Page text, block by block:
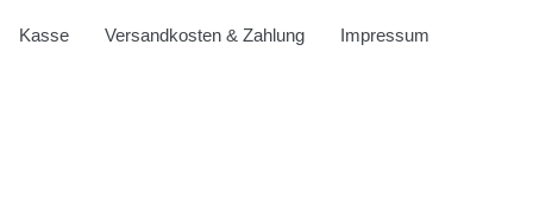
Kasse Versandkosten & Zahlung Impressum